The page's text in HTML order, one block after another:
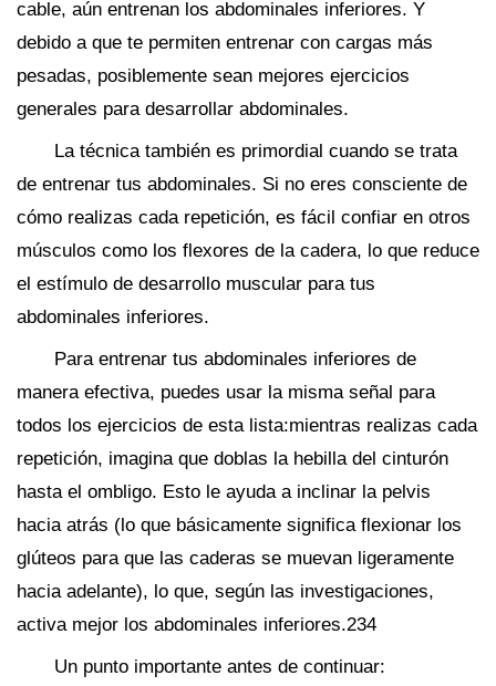
cable, aún entrenan los abdominales inferiores. Y
debido a que te permiten entrenar con cargas más
pesadas, posiblemente sean mejores ejercicios
generales para desarrollar abdominales.
La técnica también es primordial cuando se trata
de entrenar tus abdominales. Si no eres consciente de
cómo realizas cada repetición, es fácil confiar en otros
músculos como los flexores de la cadera, lo que reduce
el estímulo de desarrollo muscular para tus
abdominales inferiores.
Para entrenar tus abdominales inferiores de
manera efectiva, puedes usar la misma señal para
todos los ejercicios de esta lista:mientras realizas cada
repetición, imagina que doblas la hebilla del cinturón
hasta el ombligo. Esto le ayuda a inclinar la pelvis
hacia atrás (lo que básicamente significa flexionar los
glúteos para que las caderas se muevan ligeramente
hacia adelante), lo que, según las investigaciones,
activa mejor los abdominales inferiores.234
Un punto importante antes de continuar: